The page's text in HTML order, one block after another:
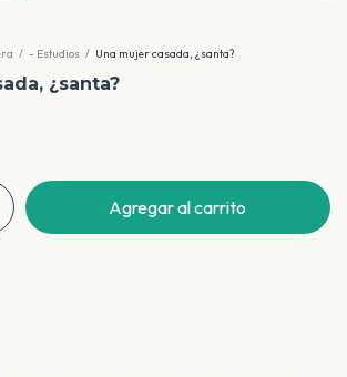
/ - Estudios / Una mujer casada, ¿santa?
¿santa?